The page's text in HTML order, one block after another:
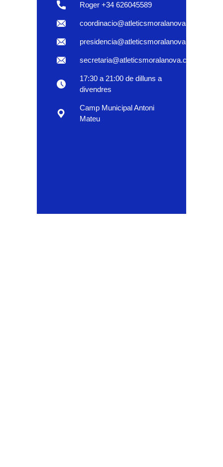
Roger +34 626045589
coordinacio@atleticsmoralanova.com
presidencia@atleticsmoralanova.com
secretaria@atleticsmoralanova.com
17:30 a 21:00 de dilluns a
divendres
Camp Municipal Antoni
Mateu